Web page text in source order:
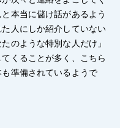
本当に儲け話があるよう
人にしか紹介していない
のような特別な人だけ」
くることが多く、こちら
準備されているようで